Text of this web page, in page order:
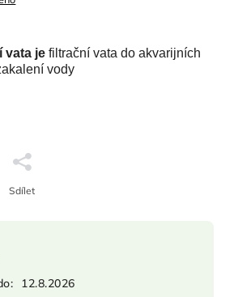
12.8.2026
vata je filtrační vata do akvarijních
vody
Sdílet